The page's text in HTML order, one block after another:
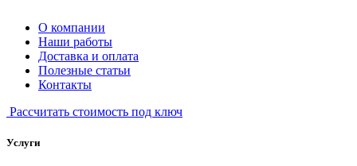
О компании
Наши работы
Доставка и оплата
Полезные статьи
Контакты
Рассчитать стоимость под ключ
Услуги